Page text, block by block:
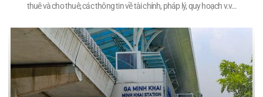
thuê và cho thuê; các thông tin về tài chính, pháp lý, quy hoạch v.v…